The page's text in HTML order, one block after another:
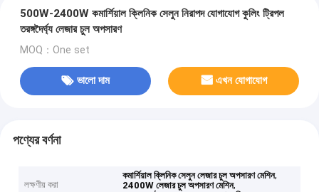
500W-2400W কমার্শিয়াল ক্লিনিক সেলুন নিরাপদ যোগাযোগ কুলিং ট্রিপল
তরঙ্গদৈর্ঘ্য লেজার চুল অপসারণ
MOQ：One set
ভালো দাম এখন যোগাযোগ
পণ্যের বর্ণনা
লক্ষণীয় করা
কমার্শিয়াল ক্লিনিক সেলুন লেজার চুল অপসারণ মেশিন,
2400W লেজার চুল অপসারণ মেশিন,